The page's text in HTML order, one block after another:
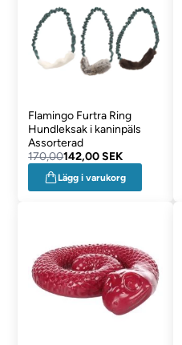
Flamingo Furtra Ring
Hundleksak i kaninpäls
Assorterad
170,00142,00 SEK
Lägg i varukorg